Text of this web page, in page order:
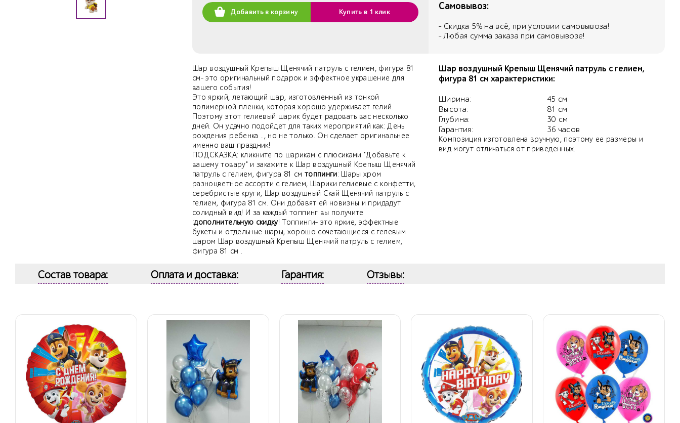
Добавить в корзину Купить в 1 клик
Самовывоз:
- Скидка 5% на всё, при условии самовывоза!
- Любая сумма заказа при самовывозе!
Шар воздушный Крепыш Щенячий патруль с гелием, фигура 81
см- это оригинальный подарок и эффектное украшение для
вашего события!
Это яркий, летающий шар, изготовленный из тонкой
полимерной пленки, которая хорошо удерживает гелий.
Поэтому этот гелиевый шарик будет радовать вас несколько
дней. Он удачно подойдет для таких мероприятий как: День
рождения ребенка .., но не только. Он сделает оригинальнее
именно ваш праздник!
ПОДСКАЗКА: кликните по шарикам с плюсиками "Добавьте к
вашему товару" и закажите к Шар воздушный Крепыш Щенячий
патруль с гелием, фигура 81 см топпинги: Шары хром
разноцветное ассорти с гелием, Шарики гелиевые с конфетти,
серебристые круги, Шар воздушный Скай Щенячий патруль с
гелием, фигура 81 см. Они добавят ей новизны и придадут
солидный вид! И за каждый топпинг вы получите
:дополнительную скидку! Топпинги- это яркие, эффектные
букеты и отдельные шары, хорошо сочетающиеся с гелевым
шаром Шар воздушный Крепыш Щенячий патруль с гелием,
фигура 81 см .
Шар воздушный Крепыш Щенячий патруль с гелием,
фигура 81 см характеристики:
Ширина:
Высота:
Глубина:
Гарантия:
45 см
81 см
30 см
36 часов
Композиция изготовлена вручную, поэтому ее размеры и
вид могут отличаться от приведенных.
Состав товара: Оплата и доставка: Гарантия: Отзывы: